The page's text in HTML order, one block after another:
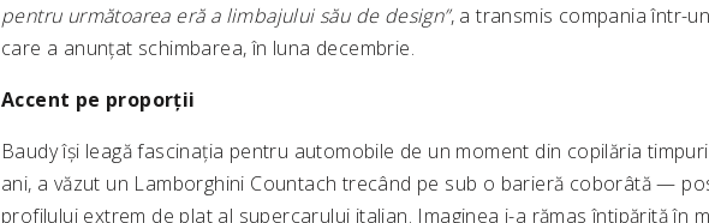
pentru următoarea eră a limbajului său de design”, a transmis compania într-
care a anunțat schimbarea, în luna decembrie.
Accent pe proporții
Baudy își leagă fascinația pentru automobile de un moment din copilăria
ani, a văzut un Lamborghini Countach trecând pe sub o barieră coborâtă —
profilului extrem de plat al supercarului italian. Imaginea i-a rămas întipărită în